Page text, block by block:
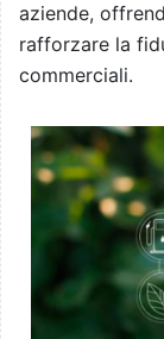
aziende,
rafforzare la
commerciali.